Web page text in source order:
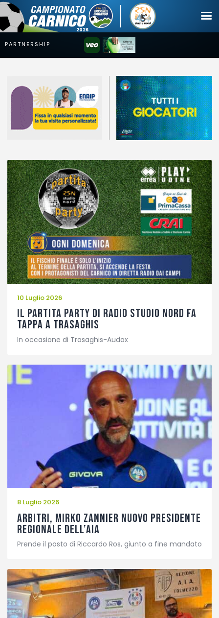
Coppa
Squadre
Calendari
Mercato
Erreà Cup
Giovanile
Video
Fotogallery
10 Luglio 2026
Il Partita Party di Radio Studio Nord fa
tappa a Trasaghis
In occasione di Trasaghis-Audax
8 Luglio 2026
Arbitri, Mirko Zannier nuovo presidente
regionale dell’AIA
Prende il posto di Riccardo Ros, giunto a fine mandato